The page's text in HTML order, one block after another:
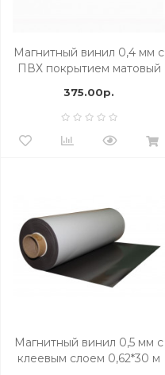
Магнитный винил 0,4 мм с
ПВХ покрытием матовый
375.00р.
Магнитный винил 0,5 мм с
клеевым слоем 0,62*30 м